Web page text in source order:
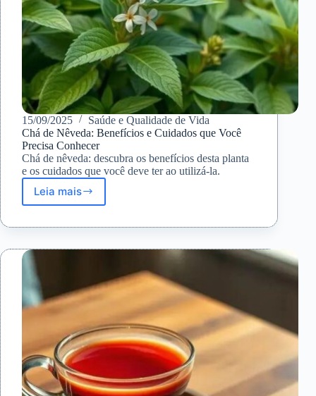
15/09/2025
Saúde e Qualidade de Vida
Chá de Nêveda: Benefícios e Cuidados que Você
Precisa Conhecer
Chá de nêveda: descubra os benefícios desta planta
e os cuidados que você deve ter ao utilizá-la.
Leia mais
Chá
Nêveda:
e
Você
Precisa